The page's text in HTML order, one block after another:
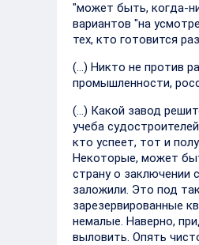
"может быть, когда-
вариантов "на
тех, кто готовится
(…) Никто не против
промышленности,
(…) Какой завод
учеба
кто успеет, тот и
Некоторые, может
страну о заключении
заложили. Это под
зарезервированные
немалые. Наверно,
выловить. Опять